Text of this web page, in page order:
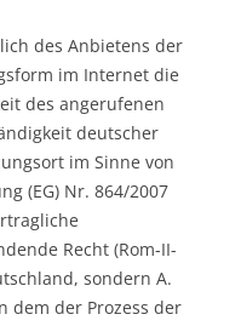
des Anbietens der
im Internet die
des angerufenen
deutscher
im Sinne von
(EG) Nr. 864/2007
Recht (Rom-II-
sondern A.
dem der Prozess der